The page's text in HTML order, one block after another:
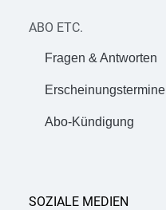
ABO ETC.
Fragen & Antworten
Erscheinungstermine
Abo-Kündigung
SOZIALE MEDIEN